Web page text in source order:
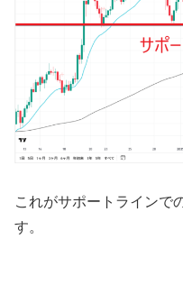
これがサポートラインで
す。